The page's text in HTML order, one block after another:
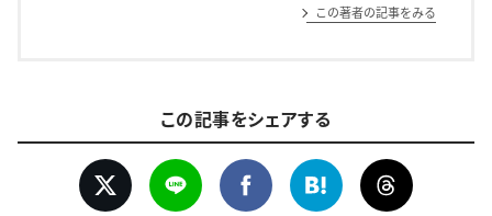
この著者の記事をみる
この記事をシェアする